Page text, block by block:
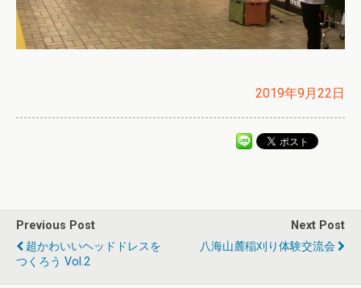
2019年9月22日
Previous Post
超かわいいヘッドドレスを
つくろう Vol.2
Next Post
八海山麓稲刈り体験交流会